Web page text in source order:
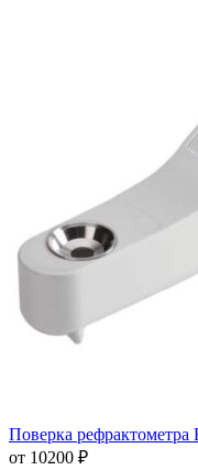
Поверка рефрактометра
от 10200 ₽